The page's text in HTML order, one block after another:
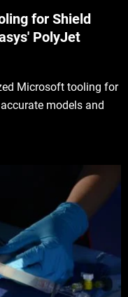
for Shield
PolyJet
Microsoft tooling for
models and